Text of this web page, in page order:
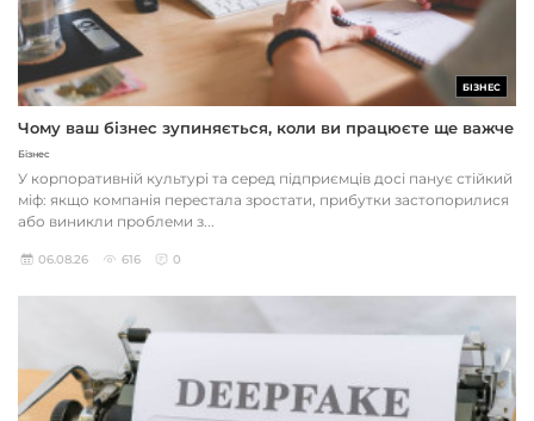
БІЗНЕС
Чому ваш бізнес зупиняється, коли ви працюєте ще важче
Бізнес
У корпоративній культурі та серед підприємців досі панує стійкий
міф: якщо компанія перестала зростати, прибутки застопорилися
або виникли проблеми з...
06.08.26 616 0